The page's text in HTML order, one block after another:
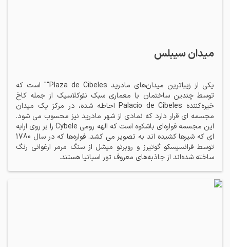
میدان سیبلس
یکی از زیباترین میدان‌های مادرید Plaza de Cibeles"" است که
توسط چندین ساختمان با معماری سبک نئوکلاسیک از جمله کاخ
خیره‌کننده Palacio de Cibeles احاطه شده، در مرکز یک میدان
مجسمه ای قرار دارد که نمادی از شهر مادرید نیز محسوب می شود.
این مجسمه فواره‌ای باشکوه است که الهه رومی Cybele را بر روی ارابه
ای که شیرها کشیده اند به تصویر می کشد. فواره‌ها که در سال 1780
توسط فرانسیسکو گوتیرز و روبرتو میشل از سنگ مرمر ارغوانی رنگ
ساخته شد‌ه‌اند از جاذبه‌های معروف تور اسپانیا هستند.